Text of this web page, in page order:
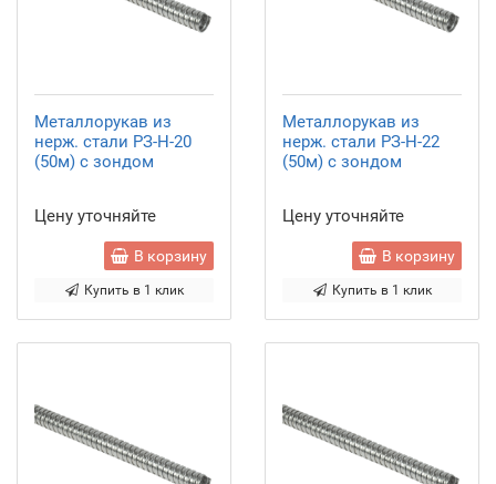
Металлорукав из
нерж. стали РЗ-Н-20
(50м) с зондом
Цену уточняйте
В корзину
Купить в 1 клик
Металлорукав из
нерж. стали РЗ-Н-22
(50м) с зондом
Цену уточняйте
В корзину
Купить в 1 клик